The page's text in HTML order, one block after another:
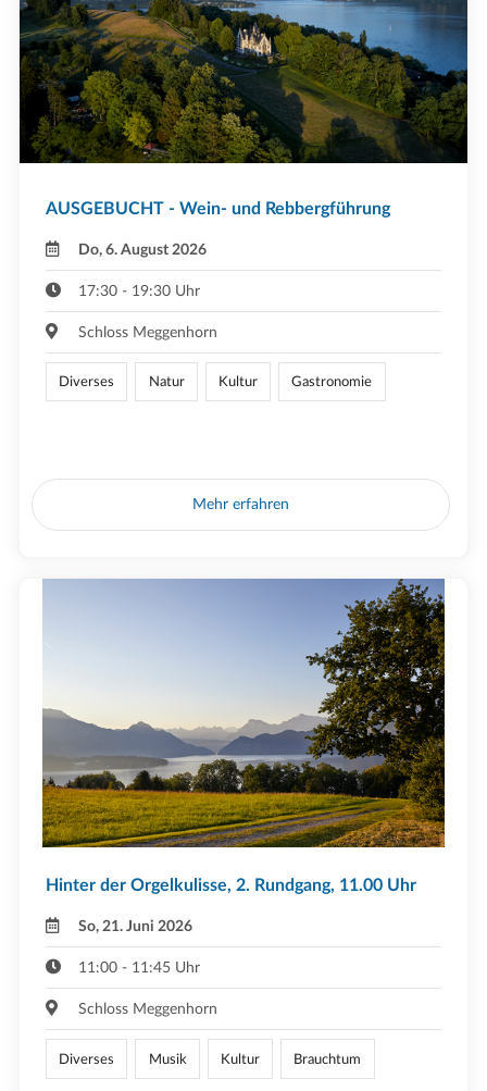
AUSGEBUCHT - Wein- und Rebbergführung
Do, 6. August 2026
17:30 - 19:30 Uhr
Schloss Meggenhorn
Diverses Natur Kultur Gastronomie
Mehr erfahren
Hinter der Orgelkulisse, 2. Rundgang, 11.00 Uhr
So, 21. Juni 2026
11:00 - 11:45 Uhr
Schloss Meggenhorn
Diverses Musik Kultur Brauchtum